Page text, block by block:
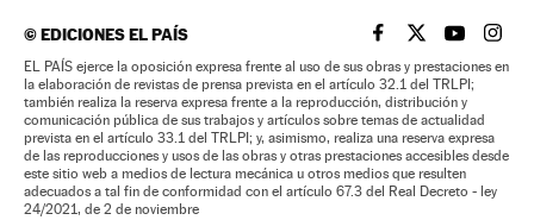
©EDICIONES EL PAÍS EL PAÍS BRASIL EN
EL PAÍSEL PAÍS
EL
EL PAÍS ejerce la oposición expresa frente al uso de sus obras y prestaciones en
la elaboración de revistas de prensa prevista en el artículo 32.1 del TRLPI;
también realiza la reserva expresa frente a la reproducción, distribución y
comunicación pública de sus trabajos y artículos sobre temas de actualidad
prevista en el artículo 33.1 del TRLPI; y, asimismo, realiza una reserva expresa
de las reproducciones y usos de las obras y otras prestaciones accesibles desde
este sitio web a medios de lectura mecánica u otros medios que resulten
adecuados a tal fin de conformidad con el artículo 67.3 del Real Decreto - ley
24/2021, de 2 de noviembre